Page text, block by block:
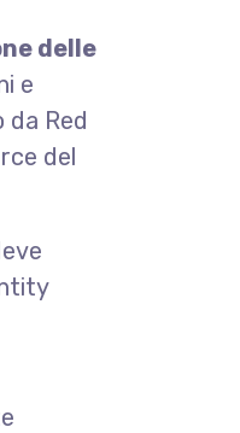
delle
e
da Red
del